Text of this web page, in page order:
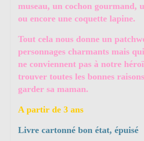
museau, un cochon gourmand,
ou encore une coquette lapine.
Tout cela nous donne un
personnages charmants mais
ne conviennent pas à notre
trouver toutes les bonnes
garder sa maman.
A partir de 3 ans
Livre cartonné bon état, épuisé